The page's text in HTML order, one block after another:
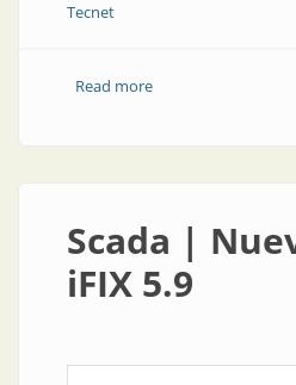
Tecnet
Read moreabout
Scada |
iFIX 5.9